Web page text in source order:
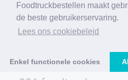
Foodtruckbestellen maakt
de beste gebruikerservaring.
Lees ons cookiebeleid
Enkel functionele cookies
1 2 3 4 5